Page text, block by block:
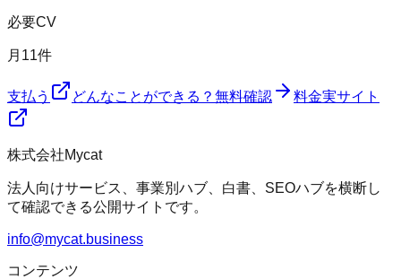
必要CV
月 11件
支払う どんなことができる？ 無料確認 料金実サイト
株式会社Mycat
法人向けサービス、事業別ハブ、白書、SEOハブを横断し
て確認できる公開サイトです。
info@mycat.business
コンテンツ